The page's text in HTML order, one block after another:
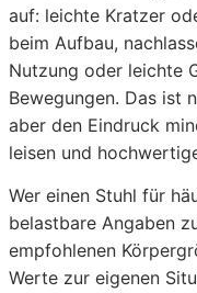
auf: leichte Kratzer
beim Aufbau,
Nutzung oder leichte
Bewegungen. Das ist
aber den Eindruck
leisen und
Wer einen Stuhl für
belastbare Angaben
empfohlenen
Werte zur eigenen